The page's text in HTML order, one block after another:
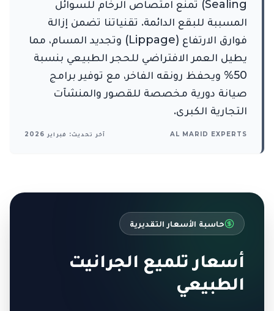
Sealing) تمنع امتصاص الرخام للسوائل
المسببة للبقع الدائمة. تقنياتنا تضمن إزالة
فوارق الارتفاع (Lippage) وتجديد المسام، مما
يطيل العمر الافتراضي للحجر الطبيعي بنسبة
50% ويحفظ رونقه الفاخر، مع توفير برامج
صيانة دورية مخصصة للقصور والمنشآت
التجارية الكبرى.
AL MARID EXPERTS آخر تحديث: فبراير 2026
حاسبة الأسعار التقديرية
أسعار تلميع الجرانيت
الطبيعي